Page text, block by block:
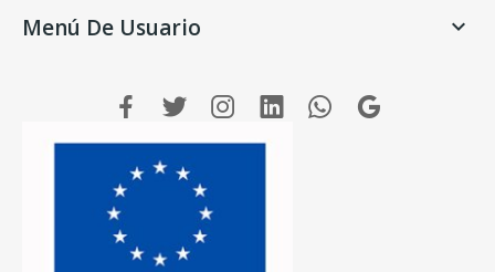
Menú De Usuario 